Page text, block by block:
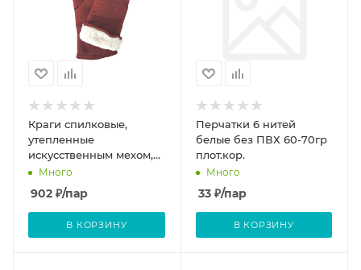
Краги спилковые,
утепленные
искусственным мехом,
(шт.)Много
902 ₽/пар
В КОРЗИНУ
Перчатки 6 нитей
белые без ПВХ 60-70гр
плот.кор.
Много
33₽/пар
В КОРЗИНУ